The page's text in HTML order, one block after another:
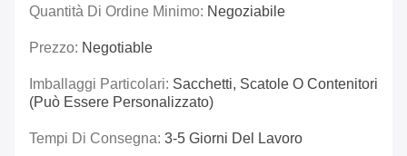
Quantità Di Ordine Minimo: Negoziabile
Prezzo: Negotiable
Imballaggi Particolari: Sacchetti, Scatole O Contenitori
(può Essere Personalizzato)
Tempi Di Consegna: 3-5 Giorni Del Lavoro